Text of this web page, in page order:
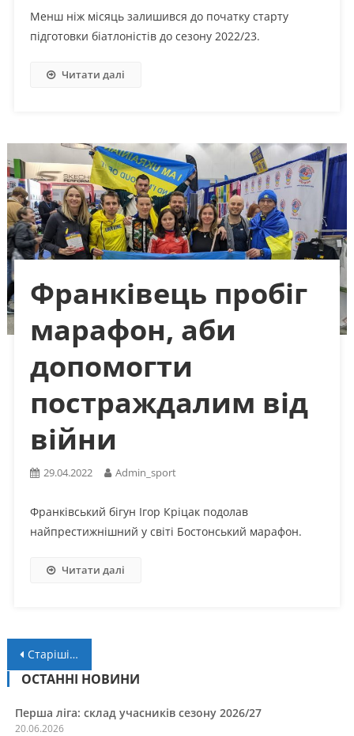
Менш ніж місяць залишився до початку старту
підготовки біатлоністів до сезону 2022/23.
Читати далі
Франківець пробіг
марафон, аби
допомогти
постраждалим від
війни
29.04.2022 Admin_sport
Франківський бігун Ігор Кріцак подолав
найпрестижнішний у світі Бостонський марафон.
Читати далі
Навігація
за
записами
Старіші записи
ОСТАННІ НОВИНИ
Перша ліга: склад учасників сезону 2026/27
20.06.2026